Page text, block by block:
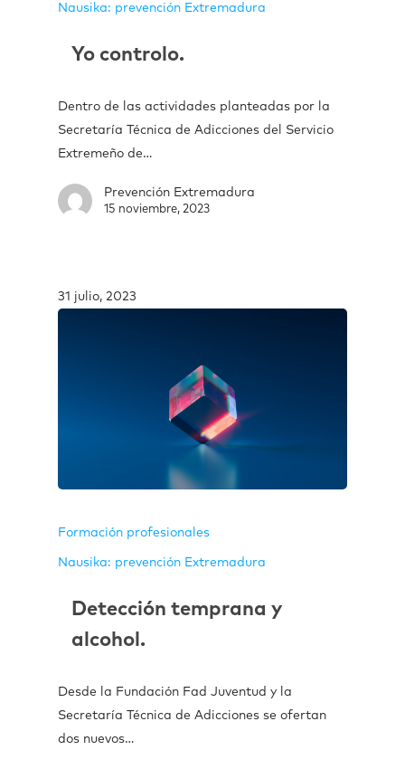
Nausika: prevención Extremadura
Yo controlo.
Dentro de las actividades planteadas por la
Secretaría Técnica de Adicciones del Servicio
Extremeño de…
Prevención Extremadura
15 noviembre, 2023
31 julio, 2023
Formación profesionales
Nausika: prevención Extremadura
Detección temprana y
alcohol.
Desde la Fundación Fad Juventud y la
Secretaría Técnica de Adicciones se ofertan
dos nuevos…